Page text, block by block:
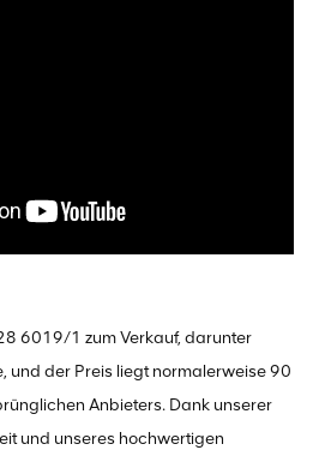
6019/1 zum Verkauf, darunter
und der Preis liegt normalerweise 90
Anbieters. Dank unserer
und unseres hochwertigen